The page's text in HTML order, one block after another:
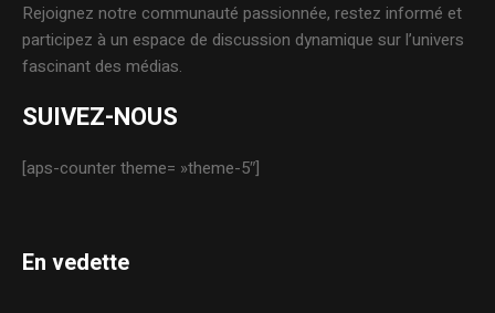
Rejoignez notre communauté passionnée, restez informé et
participez à un espace de discussion dynamique sur l’univers
fascinant des médias.
SUIVEZ-NOUS
[aps-counter theme= »theme-5″]
En vedette